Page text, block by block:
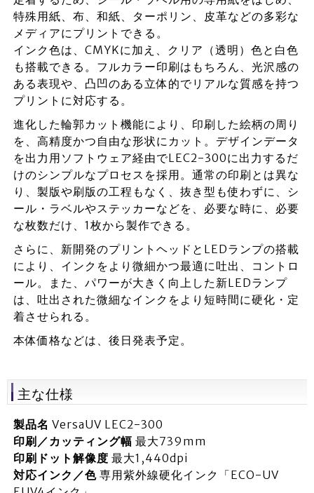
特殊用紙、布、和紙、ターポリン、皮革などの多彩な
メディアにプリントできる。
インク色は、CMYKに加え、クリア（透明）色と白色
も搭載できる。フルカラー印刷はもちろん、光沢感の
ある表現や、凸凹のある立体的でリアルな質感を持つ
プリントに対応する。
進化した輪郭カット機能により、印刷した絵柄の周り
を、高精度かつ自由な形状にカット。デザインデータ
を出力用ソフトウェア経由でLEC2-300に出力するだ
けのシンプルなプロセスを採用。通常の印刷とは異な
り、製版や刷版の工程もなく、抜き型も使わずに、シ
ール・ラベルやステッカーなどを、必要な時に、必要
な枚数だけ、1枚から製作できる。
さらに、新開発のプリントヘッドとLEDランプの搭載
により、インクをより微細かつ最適に吐出、コントロ
ール。また、パワーが大きく向上した新LEDランプ
は、吐出された微細なインクをより短時間に硬化・定
着させられる。
本体価格などは、後日発表予定。
主な仕様
製品名 VersaUV LEC2-300
印刷／カッティング幅 最大739mm
印刷ドット解像度 最大1,440dpi
対応インク／色専用紫外線硬化インク「ECO-UV